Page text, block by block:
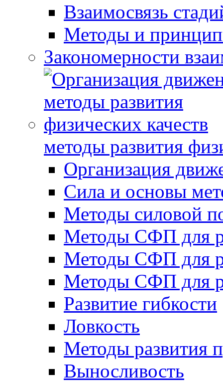
Взаимосвязь
Методы и
Закономерности
методы развития
Организация
Сила и основы
Методы силовой
Методы СФП для
Методы СФП для
Методы СФП для
Развитие гибкости
Ловкость
Методы развития
Выносливость